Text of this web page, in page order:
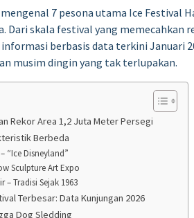
7 pesona utama Ice Festival
Dari skala festival yang memecahkan
informasi berbasis data terkini Januari
musim dingin yang tak terlupakan.
Rekor Area 1,2 Juta Meter Persegi
Berbeda
“Ice Disneyland”
Sculpture Art Expo
– Tradisi Sejak 1963
Terbesar: Data Kunjungan 2026
Dog Sledding